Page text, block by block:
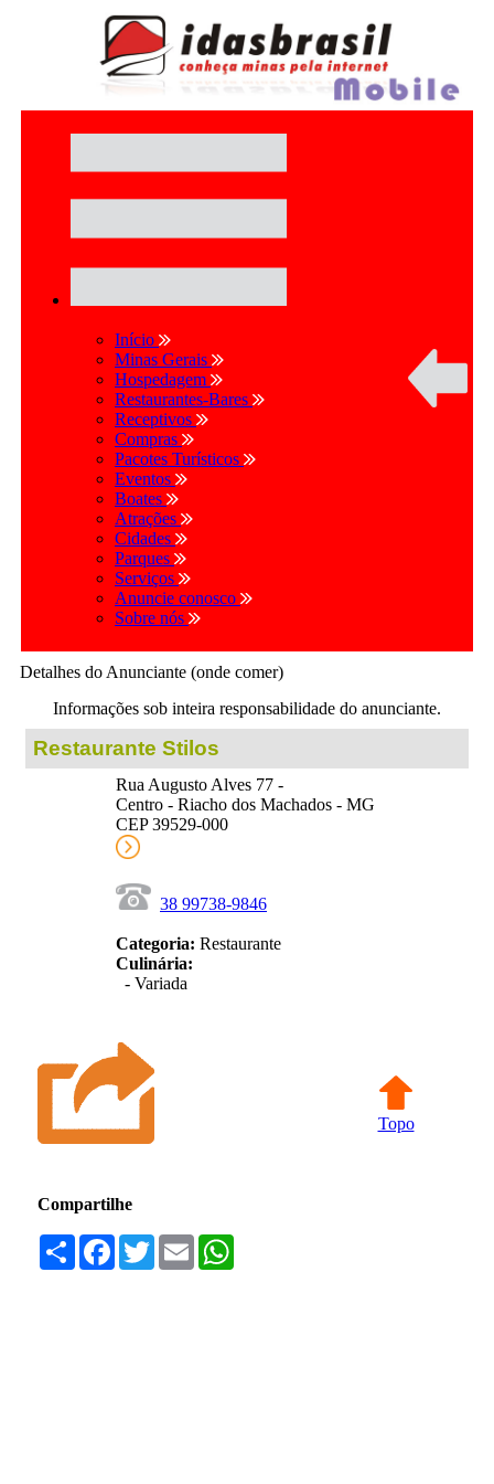
Início
Minas Gerais
Hospedagem
Restaurantes-Bares
Receptivos
Compras
Pacotes Turísticos
Eventos
Boates
Atrações
Cidades
Parques
Serviços
Anuncie conosco
Sobre nós
Detalhes do Anunciante (onde comer)
Informações sob inteira responsabilidade do anunciante.
Restaurante Stilos
Rua Augusto Alves 77 -
Centro - Riacho dos Machados - MG
CEP 39529-000
38 99738-9846
Categoria: Restaurante
Culinária:
- Variada
Topo
Compartilhe
Compartilhar
Facebook
TwitterEmail